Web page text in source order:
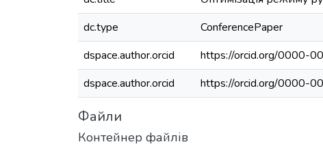
dc.type
ConferencePaper
dspace.author.orcid
https://orcid.org/0000-
dspace.author.orcid
https://orcid.org/0000-
Файли
Контейнер файлів